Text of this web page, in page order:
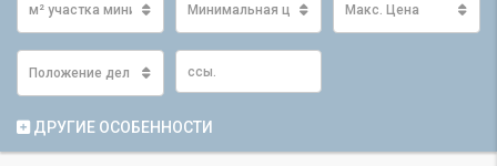
м² участка минимум Минимальная цена Макс. Цена
Положение дел
ДРУГИЕ ОСОБЕННОСТИ